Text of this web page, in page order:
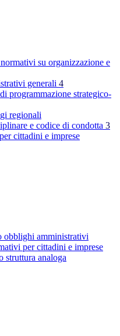
su organizzazione e
generali 4
programmazione strategico-
regionali
e codice di condotta 3
cittadini e imprese
obblighi amministrativi
per cittadini e imprese
struttura analoga